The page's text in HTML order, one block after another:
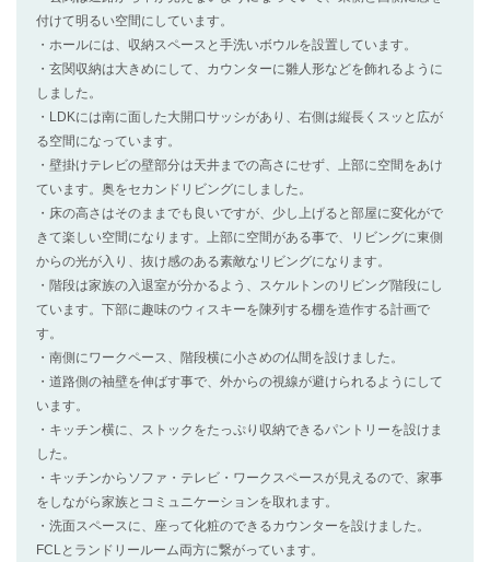
付けて明るい空間にしています。
・ホールには、収納スペースと手洗いボウルを設置しています。
・玄関収納は大きめにして、カウンターに雛人形などを飾れるように
しました。
・LDKには南に面した大開口サッシがあり、右側は縦長くスッと広が
る空間になっています。
・壁掛けテレビの壁部分は天井までの高さにせず、上部に空間をあけ
ています。奥をセカンドリビングにしました。
・床の高さはそのままでも良いですが、少し上げると部屋に変化がで
きて楽しい空間になります。上部に空間がある事で、リビングに東側
からの光が入り、抜け感のある素敵なリビングになります。
・階段は家族の入退室が分かるよう、スケルトンのリビング階段にし
ています。下部に趣味のウィスキーを陳列する棚を造作する計画で
す。
・南側にワークペース、階段横に小さめの仏間を設けました。
・道路側の袖壁を伸ばす事で、外からの視線が避けられるようにして
います。
・キッチン横に、ストックをたっぷり収納できるパントリーを設けま
した。
・キッチンからソファ・テレビ・ワークスペースが見えるので、家事
をしながら家族とコミュニケーションを取れます。
・洗面スペースに、座って化粧のできるカウンターを設けました。
FCLとランドリールーム両方に繋がっています。